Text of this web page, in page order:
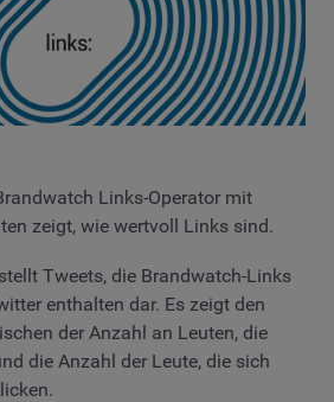
Links-Operator mit
zeigt, wie wertvoll Links sind.
Tweets, die Brandwatch-Links
enthalten dar. Es zeigt den
der Anzahl an Leuten, die
die Anzahl der Leute, die sich